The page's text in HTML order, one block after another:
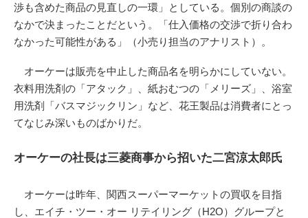
渉も含めた商品の見直しの一環」としている。個別の商談の
なかで決まったことだという。「仕入価格の交渉で折り合わ
なかった可能性がある」（小売り担当のアナリスト）。
オーケーは販売を中止した商品名を明らかにしていない。
衣料用洗剤の「アタック」、紙おむつの「メリーズ」、浴室
用洗剤「バスマジックリン」など、花王製品は消費者にとっ
てなじみ深いものばかりだ。
オーケーの社長は三菱商事から招いた二宮涼太郎氏
オーケーは昨年、関西スーパーマーケットの買収を目指
し、エイチ・ツー・オー リテイリング（H2O）グループと